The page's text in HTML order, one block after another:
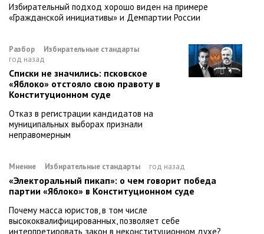
Избирательный подход хорошо виден на примере
«Гражданской инициативы» и Демпартии России
Разбор
Избирательные стандарты
год назад
Списки не значились: псковское
«Яблоко» отстояло свою правоту в
Конституционном суде
Отказ в регистрации кандидатов на
муниципальных выборах признали
неправомерным
Мнение Избирательные стандарты год назад
«Электоральный пикап»: о чем говорит победа
партии «Яблоко» в Конституционном суде
Почему масса юристов, в том числе
высококвалифицированных, позволяет себе
интерпретировать закон в неконституционном духе?